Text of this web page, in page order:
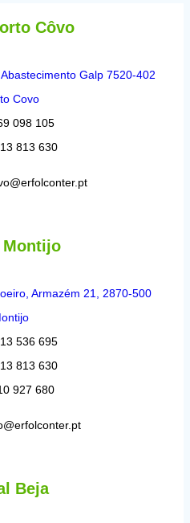
Côvo
Galp 7520-402
Covo
098 105
813 630​
Armazém 21, 2870-500
536 695
813 630
927 680
Beja